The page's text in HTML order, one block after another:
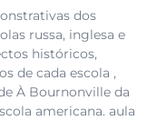
dos
russa, inglesa e
históricos,
de cada escola ,
À Bournonville da
americana. aula